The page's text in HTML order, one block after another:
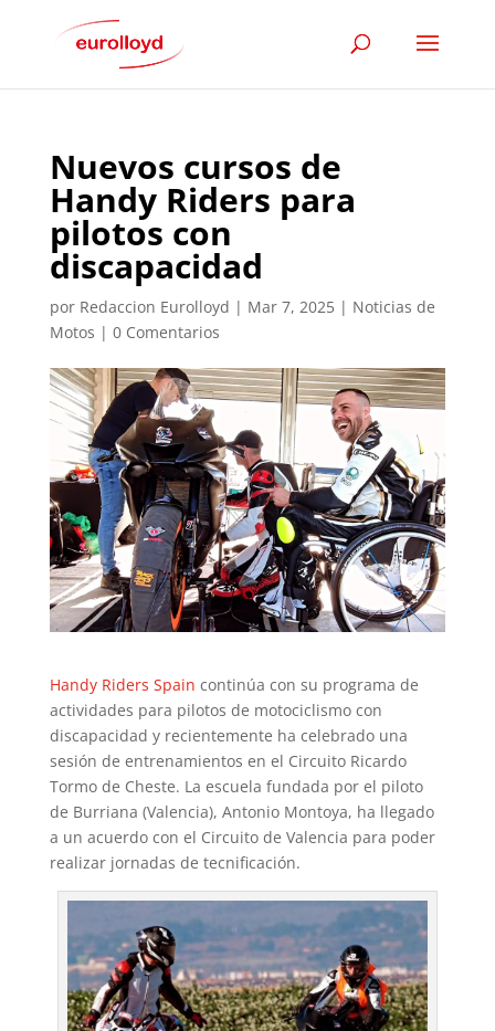
Nuevos cursos de
Handy Riders para
pilotos con
discapacidad
por Redaccion Eurolloyd | Mar 7, 2025| Noticias de
Motos | 0 Comentarios
Handy Riders Spain continúa con su programa de
actividades para pilotos de motociclismo con
discapacidad y recientemente ha celebrado una
sesión de entrenamientos en el Circuito Ricardo
Tormo de Cheste. La escuela fundada por el piloto
de Burriana (Valencia), Antonio Montoya, ha llegado
a un acuerdo con el Circuito de Valencia para poder
realizar jornadas de tecnificación.